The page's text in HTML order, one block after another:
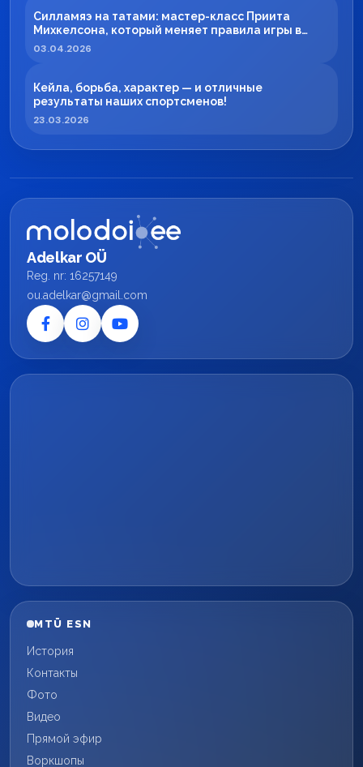
Силламяэ на татами: мастер-класс Приита
Михкелсона, который меняет правила игры в
регионе
03.04.2026
Кейла, борьба, характер — и отличные
результаты наших спортсменов!
23.03.2026
Adelkar OÜ
Reg. nr: 16257149
ou.adelkar@gmail.com
MTÜ ESN
История
Контакты
Фото
Видео
Прямой эфир
Воркшопы